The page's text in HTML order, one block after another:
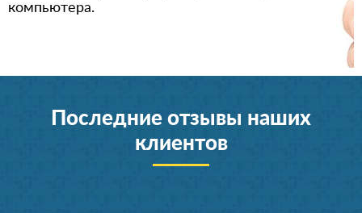
компьютера.
Последние отзывы наших
клиентов